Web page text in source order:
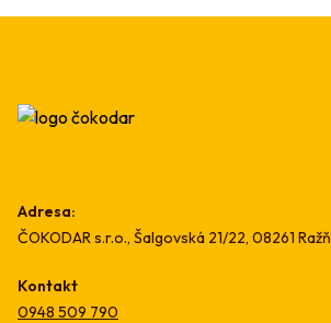
Adresa:
ČOKODAR s.r.o., Šalgovská 21/22, 08261
Kontakt
0948 509 790